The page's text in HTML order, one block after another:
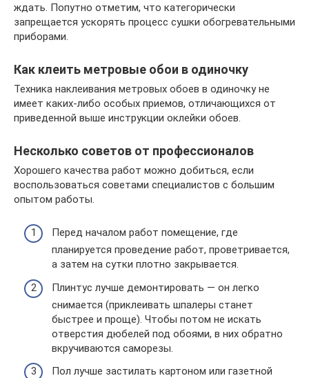
ждать. Попутно отметим, что категорически
запрещается ускорять процесс сушки обогревательными
приборами.
Как клеить метровые обои в одиночку
Техника наклеивания метровых обоев в одиночку не
имеет каких-либо особых приемов, отличающихся от
приведенной выше инструкции оклейки обоев.
Несколько советов от профессионалов
Хорошего качества работ можно добиться, если
воспользоваться советами специалистов с большим
опытом работы.
Перед началом работ помещение, где
планируется проведение работ, проветривается,
а затем на сутки плотно закрывается.
Плинтус лучше демонтировать — он легко
снимается (приклеивать шпалеры станет
быстрее и проще). Чтобы потом не искать
отверстия дюбелей под обоями, в них обратно
вкручиваются саморезы.
Пол лучше застилать картоном или газетной